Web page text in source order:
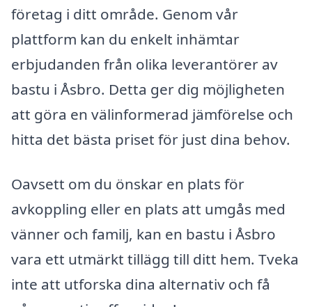
företag i ditt område. Genom vår
plattform kan du enkelt inhämtar
erbjudanden från olika leverantörer av
bastu i Åsbro. Detta ger dig möjligheten
att göra en välinformerad jämförelse och
hitta det bästa priset för just dina behov.
Oavsett om du önskar en plats för
avkoppling eller en plats att umgås med
vänner och familj, kan en bastu i Åsbro
vara ett utmärkt tillägg till ditt hem. Tveka
inte att utforska dina alternativ och få